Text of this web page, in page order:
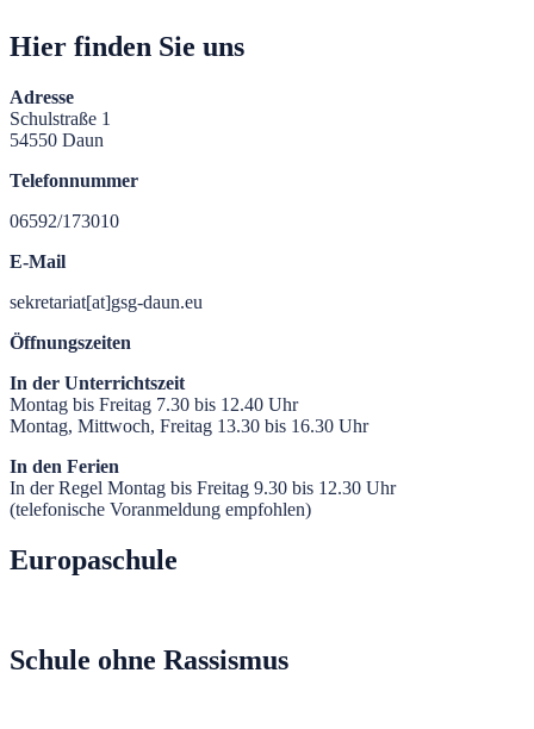
Hier finden Sie uns
Adresse
Schulstraße 1
54550 Daun
Telefonnummer
06592/173010
E-Mail
sekretariat[at]gsg-daun.eu
Öffnungszeiten
In der Unterrichtszeit
Montag bis Freitag 7.30 bis 12.40 Uhr
Montag, Mittwoch, Freitag 13.30 bis 16.30 Uhr
In den Ferien
In der Regel Montag bis Freitag 9.30 bis 12.30 Uhr
(telefonische Voranmeldung empfohlen)
Europaschule
Schule ohne Rassismus